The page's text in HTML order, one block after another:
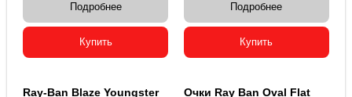
Подробнее
Купить
Подробнее
Купить
Ray-Ban Blaze Youngster
Очки Ray Ban Oval Flat